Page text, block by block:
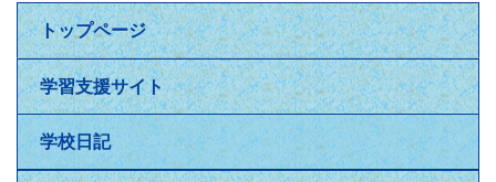
トップページ
学習支援サイト
学校日記